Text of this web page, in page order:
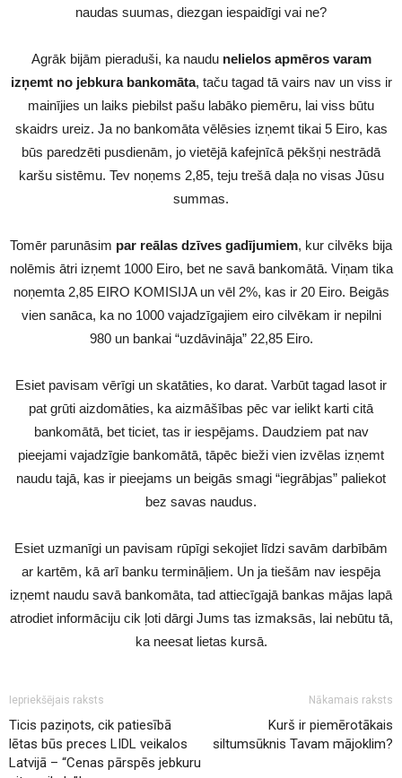
naudas suumas, diezgan iespaidīgi vai ne?
Agrāk bijām pieraduši, ka naudunelielos apmēros varam
izņemt no jebkura bankomāta, taču tagad tā vairs nav un viss ir
mainījies un laiks piebilst pašu labāko piemēru, lai viss būtu
skaidrs ureiz. Ja no bankomāta vēlēsies izņemt tikai 5 Eiro, kas
būs paredzēti pusdienām, jo vietējā kafejnīcā pēkšņi nestrādā
karšu sistēmu. Tev noņems 2,85, teju trešā daļa no visas Jūsu
summas.
Tomēr parunāsim par reālas dzīves gadījumiem, kur cilvēks bija
nolēmis ātri izņemt 1000 Eiro, bet ne savā bankomātā. Viņam tika
noņemta 2,85 EIRO KOMISIJA un vēl 2%, kas ir 20 Eiro. Beigās
vien sanāca, ka no 1000 vajadzīgajiem eiro cilvēkam ir nepilni
980 un bankai “uzdāvināja” 22,85 Eiro.
Esiet pavisam vērīgi un skatāties, ko darat. Varbūt tagad lasot ir
pat grūti aizdomāties, ka aizmāšības pēc var ielikt karti citā
bankomātā, bet ticiet, tas ir iespējams. Daudziem pat nav
pieejami vajadzīgie bankomātā, tāpēc bieži vien izvēlas izņemt
naudu tajā, kas ir pieejams un beigās smagi “iegrābjas” paliekot
bez savas naudus.
Esiet uzmanīgi un pavisam rūpīgi sekojiet līdzi savām darbībām
ar kartēm, kā arī banku termināļiem. Un ja tiešām nav iespēja
izņemt naudu savā bankomāta, tad attiecīgajā bankas mājas lapā
atrodiet informāciju cik ļoti dārgi Jums tas izmaksās, lai nebūtu tā,
ka neesat lietas kursā.
Iepriekšējais raksts
Ticis paziņots, cik patiesībā
lētas būs preces LIDL veikalos
Latvijā – “Cenas pārspēs jebkuru
Nākamais raksts
Kurš ir piemērotākais
siltumsūknis Tavam mājoklim?